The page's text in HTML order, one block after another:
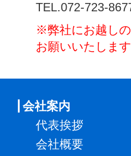
TEL.072-723-
※弊社にお越し
お願いいたします
会社案内
代表挨拶
会社概要